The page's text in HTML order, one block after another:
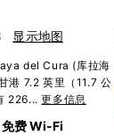
显示地图
del Cura (库拉海
港 7.2 英里（11.7 公
226...更多信息
免费 Wi-Fi